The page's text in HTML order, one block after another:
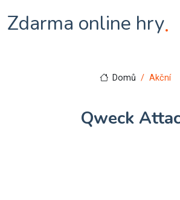
Zdarma online hry.
Domů Akční
Qweck